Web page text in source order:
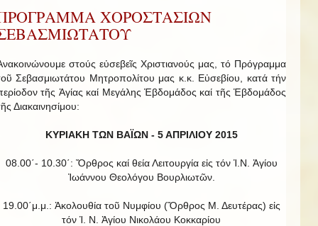
ΧΟΡΟΣΤΑΣΙΩΝ
στούς εὐσεβεῖς Χριστιανούς μας, τό Πρόγραμμα
Σεβασμιωτάτου Μητροπολίτου μας κ.κ. Εὐσεβίου, κατά τήν
τῆς Ἁγίας καί Μεγάλης Ἑβδομάδος καί τῆς Ἑβδομάδος
Διακαινησίμου:
ΚΥΡΙΑΚΗ ΤΩΝ ΒΑΪΩΝ - 5 ΑΠΡΙΛΙΟΥ 2015
08.00΄- 10.30΄: Ὄρθρος καί θεία Λειτουργία εἰς τόν Ἱ.Ν. Ἁγίου
Ἰωάννου Θεολόγου Βουρλιωτῶν.
19.00΄μ.μ.: Ἀκολουθία τοῦ Νυμφίου (Ὄρθρος Μ. Δευτέρας) εἰς
τόν Ἱ. Ν. Ἁγίου Νικολάου Κοκκαρίου